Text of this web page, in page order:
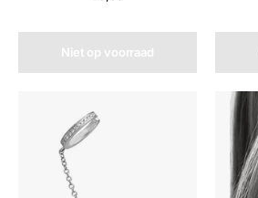
Niet op voorraad